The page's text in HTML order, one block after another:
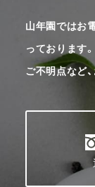
山年園ではお
っております。
ご不明点など